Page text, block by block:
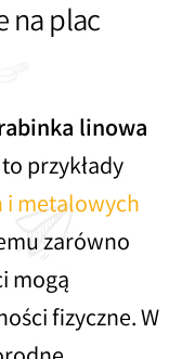
na plac
linowa
przykłady
metalowych
zarówno
mogą
fizyczne. W